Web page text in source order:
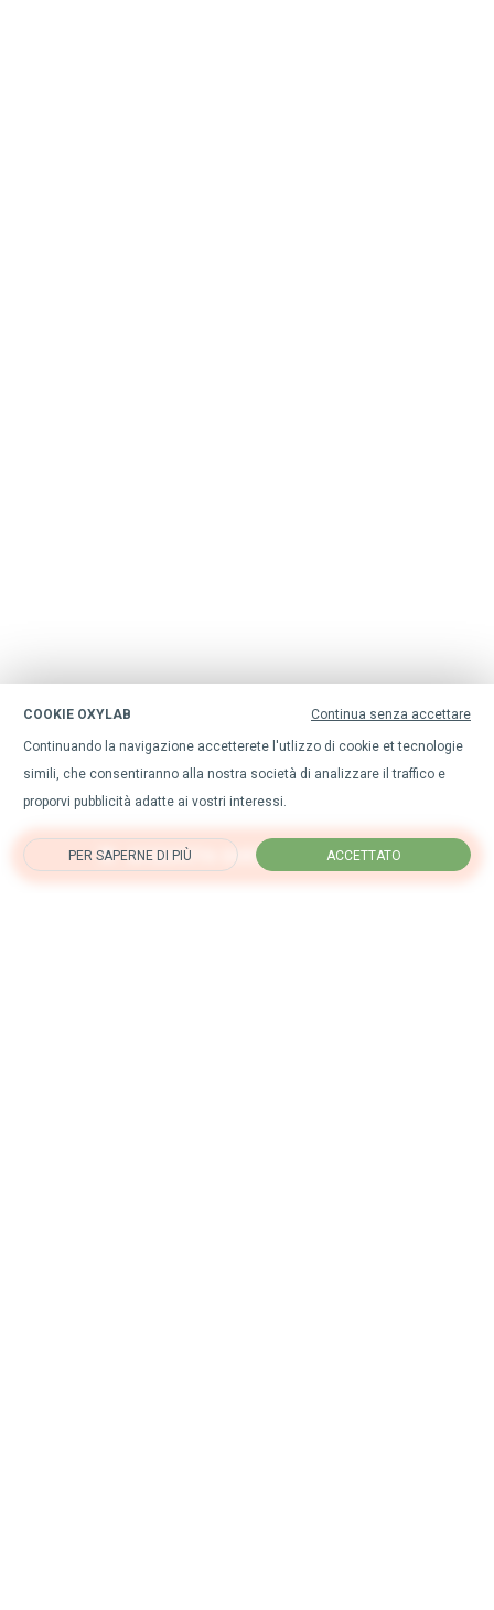
COOKIE OXYLAB Continua senza accettare
Continuando la navigazione accetterete l'utlizzo di cookie et tecnologie
simili, che consentiranno alla nostra società di analizzare il traffico e
proporvi pubblicità adatte ai vostri interessi.
PER SAPERNE DI PIÙ ACCETTATO
ACQUISTA QUESTO PRODOTTO